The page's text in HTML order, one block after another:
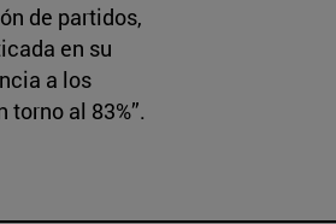
de partidos,
en su
a los
al 83%”.